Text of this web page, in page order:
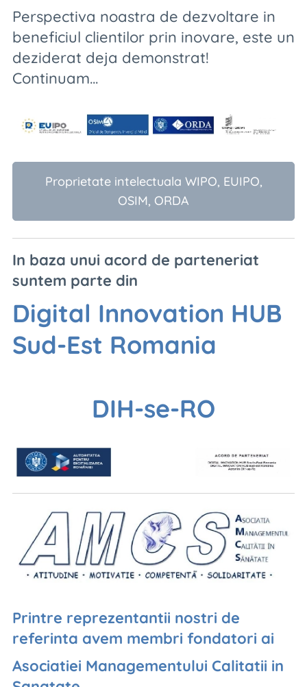
Perspectiva noastra de dezvoltare in
beneficiul clientilor prin inovare, este un
deziderat deja demonstrat!
Continuam...
Proprietate intelectuala WIPO, EUIPO,
OSIM, ORDA
In baza unui acord de parteneriat
suntem parte din
Digital Innovation HUB
Sud-Est Romania
DIH-se-RO
Printre reprezentantii nostri de
referinta avem membri fondatori ai
Asociatiei Managementului Calitatii in